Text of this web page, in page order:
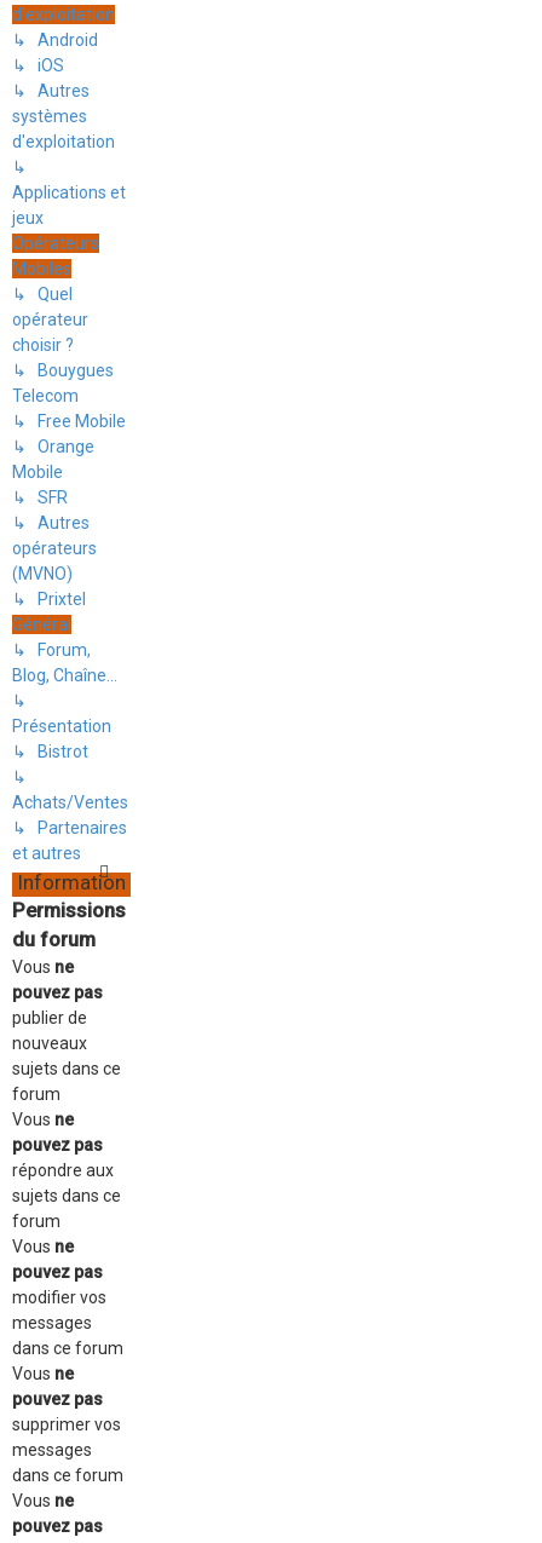
d'exploitation
↳ Android
↳ iOS
↳ Autres
systèmes
d'exploitation
↳
Applications et
jeux
Opérateurs
Mobiles
↳ Quel
opérateur
choisir ?
↳ Bouygues
Telecom
↳ Free Mobile
↳ Orange
Mobile
↳ SFR
↳ Autres
opérateurs
(MVNO)
↳ Prixtel
Général
↳ Forum,
Blog, Chaîne...
↳
Présentation
↳ Bistrot
↳
Achats/Ventes
↳ Partenaires
et autres
Information
Permissions
du forum
Vous ne
pouvez pas
publier de
nouveaux
sujets dans ce
forum
Vous ne
pouvez pas
répondre aux
sujets dans ce
forum
Vous ne
pouvez pas
modifier vos
messages
dans ce forum
Vous ne
pouvez pas
supprimer vos
messages
dans ce forum
Vous ne
pouvez pas